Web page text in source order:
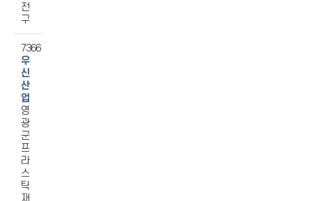
전
구
7366
우
신
산
업
영
광
군
프
라
스
틱
재